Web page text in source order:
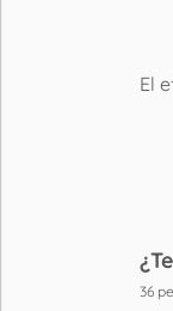
El
36